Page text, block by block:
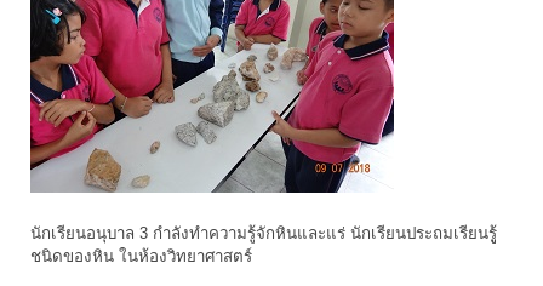
นักเรียนอนุบาล 3 กำลังทำความรู้จักหินและแร่ นักเรียนประถมเรียนรูู้
ชนิดของหิน ในห้องวิทยาศาสตร์